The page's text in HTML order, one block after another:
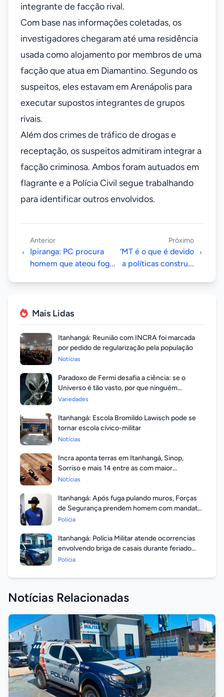
integrante de facção rival.
Com base nas informações coletadas, os
investigadores chegaram até uma residência
usada como alojamento por membros de uma
facção que atua em Diamantino. Segundo os
suspeitos, eles estavam em Arenápolis para
executar supostos integrantes de grupos
rivais.
Além dos crimes de tráfico de drogas e
receptação, os suspeitos admitiram integrar a
facção criminosa. Ambos foram autuados em
flagrante e a Polícia Civil segue trabalhando
para identificar outros envolvidos.
Anterior
Ipiranga: PC procura
homem que ateou fog...
Próximo
‘MT é o que é devido
a políticas constru...
Mais Lidas
Itanhangá: Reunião com INCRA foi marcada
por pedido de regularização pela população
Notícias
Paradoxo de Fermi desafia a ciência: se o
Universo é tão vasto, por que ninguém
respondeu?
Variedades
Itanhangá: Escola Bromildo Lawisch pode se
tornar escola cívico-militar
Notícias
Incra aponta terras em Itanhangá, Sinop,
Sorriso e mais 14 entre as com maior
valorização
Notícias
Itanhangá: Após fuga pulando muros, Forças
de Segurança prendem homem com mandato
em aberto por homicídio
Polícia
Itanhangá: Polícia Militar atende ocorrencias
envolvendo briga de casais durante feriado
prolongado
Polícia
Notícias Relacionadas